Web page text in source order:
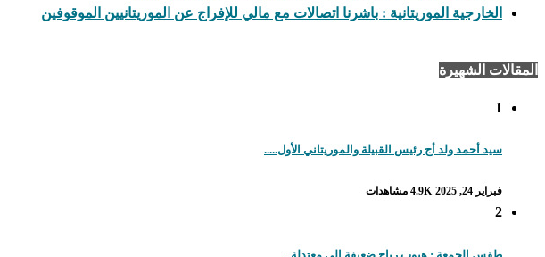
الخارجية الموريتانية : باشرنا اتصالات مع مالي للإفراج عن الموريتانيين الموقوفين
المقالات الشهيرة
1
سيد أحمد ولد أج رئيس القبيلة والموريتاني الأول.....
فبراير 24, 2025 4.9K مشاهدات
2